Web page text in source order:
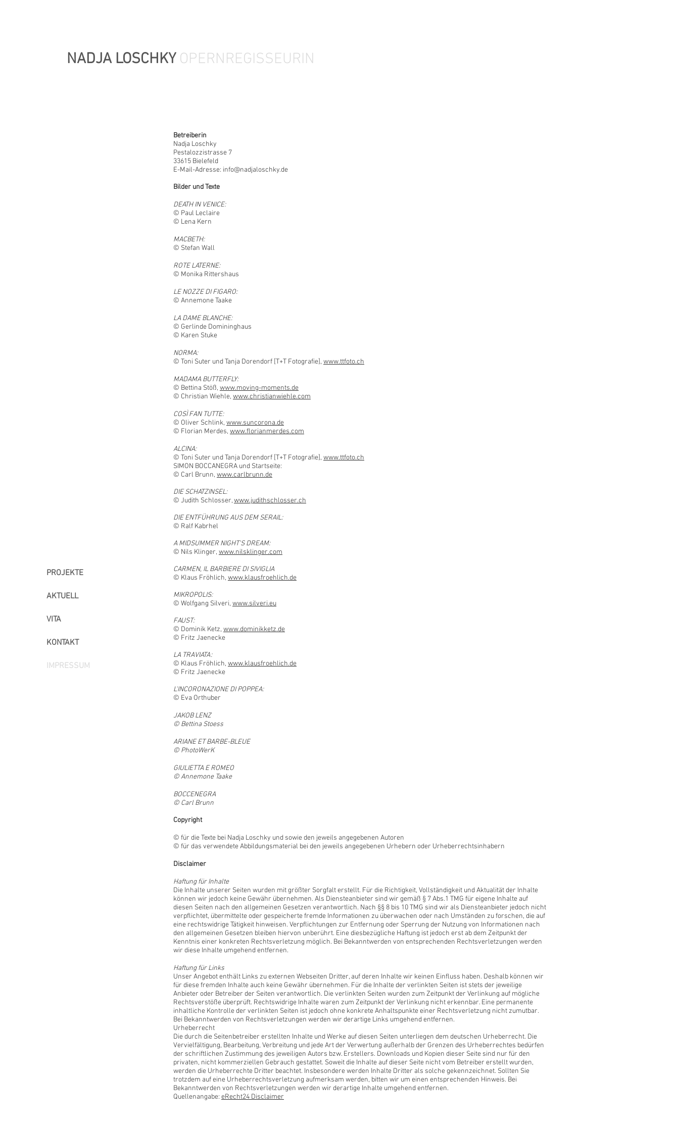
NADJA LOSCHKY OPERNREGISSEURIN
PROJEKTE
AKTUELL
VITA
KONTAKT
IMPRESSUM
Betreiberin
Nadja Loschky
Pestalozzistrasse 7
33615 Bielefeld
E-Mail-Adresse: info@nadjaloschky.de
Bilder und Texte
DEATH IN VENICE:
© Paul Leclaire
© Lena Kern
MACBETH:
© Stefan Wall
ROTE LATERNE:
© Monika Rittershaus
LE NOZZE DI FIGARO:
© Annemone Taake
LA DAME BLANCHE:
© Gerlinde Domininghaus
© Karen Stuke
NORMA:
© Toni Suter und Tanja Dorendorf [T+T Fotografie], www.ttfoto.ch
MADAMA BUTTERFLY:
© Bettina Stöß, www.moving-moments.de
© Christian Wiehle, www.christianwiehle.com
COSÌ FAN TUTTE:
© Oliver Schlink, www.suncorona.de
© Florian Merdes, www.florianmerdes.com
ALCINA:
© Toni Suter und Tanja Dorendorf [T+T Fotografie], www.ttfoto.ch
SIMON BOCCANEGRA und Startseite:
© Carl Brunn, www.carlbrunn.de
DIE SCHATZINSEL:
© Judith Schlosser,www.judithschlosser.ch
DIE ENTFÜHRUNG AUS DEM SERAIL:
© Ralf Kabrhel
A MIDSUMMER NIGHT'S DREAM:
© Nils Klinger, www.nilsklinger.com
CARMEN, IL BARBIERE DI SIVIGLIA
© Klaus Fröhlich, www.klausfroehlich.de
MIKROPOLIS:
© Wolfgang Silveri, www.silveri.eu
FAUST:
© Dominik Ketz, www.dominikketz.de
© Fritz Jaenecke
LA TRAVIATA:
© Klaus Fröhlich, www.klausfroehlich.de
© Fritz Jaenecke
L'INCORONAZIONE DI POPPEA:
© Eva Orthuber
JAKOB LENZ
© Bettina Stoess
ARIANE ET BARBE-BLEUE
© PhotoWerK
GIULIETTA E ROMEO
© Annemone Taake
BOCCENEGRA
© Carl Brunn
Copyright
© für die Texte bei Nadja Loschky und sowie den jeweils angegebenen Autoren
© für das verwendete Abbildungsmaterial bei den jeweils angegebenen Urhebern oder Urheberrechtsinhabern
Disclaimer
Haftung für Inhalte
Die Inhalte unserer Seiten wurden mit größter Sorgfalt erstellt. Für die Richtigkeit, Vollständigkeit und Aktualität der Inhalte
können wir jedoch keine Gewähr übernehmen. Als Diensteanbieter sind wir gemäß § 7 Abs.1 TMG für eigene Inhalte auf
diesen Seiten nach den allgemeinen Gesetzen verantwortlich. Nach §§ 8 bis 10 TMG sind wir als Diensteanbieter jedoch nicht
verpflichtet, übermittelte oder gespeicherte fremde Informationen zu überwachen oder nach Umständen zu forschen, die auf
eine rechtswidrige Tätigkeit hinweisen. Verpflichtungen zur Entfernung oder Sperrung der Nutzung von Informationen nach
den allgemeinen Gesetzen bleiben hiervon unberührt. Eine diesbezügliche Haftung ist jedoch erst ab dem Zeitpunkt der
Kenntnis einer konkreten Rechtsverletzung möglich. Bei Bekanntwerden von entsprechenden Rechtsverletzungen werden
wir diese Inhalte umgehend entfernen.
Haftung für Links
Unser Angebot enthält Links zu externen Webseiten Dritter, auf deren Inhalte wir keinen Einfluss haben. Deshalb können wir
für diese fremden Inhalte auch keine Gewähr übernehmen. Für die Inhalte der verlinkten Seiten ist stets der jeweilige
Anbieter oder Betreiber der Seiten verantwortlich. Die verlinkten Seiten wurden zum Zeitpunkt der Verlinkung auf mögliche
Rechtsverstöße überprüft. Rechtswidrige Inhalte waren zum Zeitpunkt der Verlinkung nicht erkennbar. Eine permanente
inhaltliche Kontrolle der verlinkten Seiten ist jedoch ohne konkrete Anhaltspunkte einer Rechtsverletzung nicht zumutbar.
Bei Bekanntwerden von Rechtsverletzungen werden wir derartige Links umgehend entfernen.
Urheberrecht
Die durch die Seitenbetreiber erstellten Inhalte und Werke auf diesen Seiten unterliegen dem deutschen Urheberrecht. Die
Vervielfältigung, Bearbeitung, Verbreitung und jede Art der Verwertung außerhalb der Grenzen des Urheberrechtes bedürfen
der schriftlichen Zustimmung des jeweiligen Autors bzw. Erstellers. Downloads und Kopien dieser Seite sind nur für den
privaten, nicht kommerziellen Gebrauch gestattet. Soweit die Inhalte auf dieser Seite nicht vom Betreiber erstellt wurden,
werden die Urheberrechte Dritter beachtet. Insbesondere werden Inhalte Dritter als solche gekennzeichnet. Sollten Sie
trotzdem auf eine Urheberrechtsverletzung aufmerksam werden, bitten wir um einen entsprechenden Hinweis. Bei
Bekanntwerden von Rechtsverletzungen werden wir derartige Inhalte umgehend entfernen.
Quellenangabe: eRecht24 Disclaimer